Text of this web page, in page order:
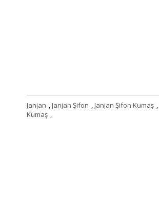
Janjan ,Janjan Şifon ,Janjan Şifon Kumaş ,
Kumaş ,